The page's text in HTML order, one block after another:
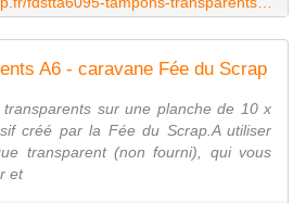
A6 - caravane Fée du Scrap
sur une planche de 10 x
créé par la Fée du Scrap.A utiliser
transparent (non fourni), qui vous
et